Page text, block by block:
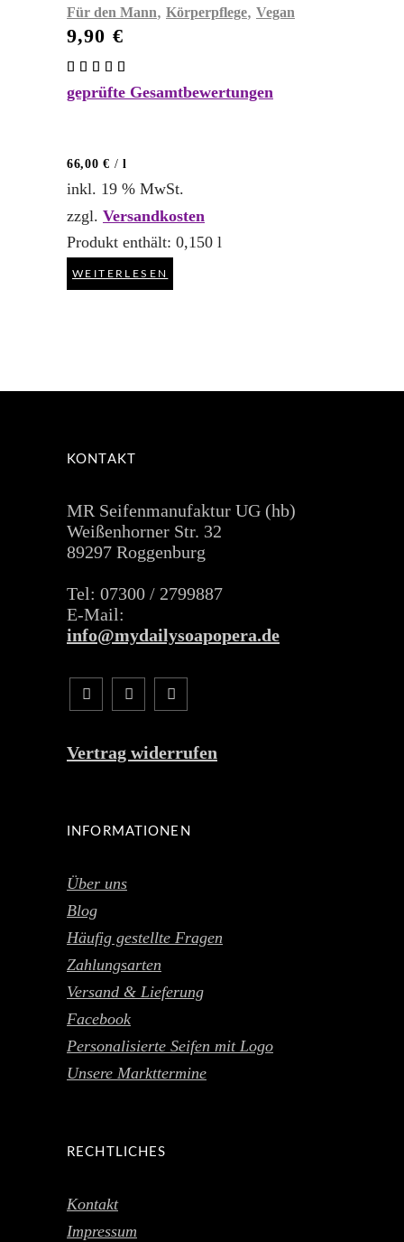
Für den Mann, Körperpflege, Vegan
9,90 €
5.00
geprüfte Gesamtbewertungen
66,00€ /l
inkl. 19 % MwSt.
zzgl. Versandkosten
Produkt enthält: 0,150 l
WEITERLESEN
KONTAKT
MR Seifenmanufaktur UG (hb)
Weißenhorner Str. 32
89297 Roggenburg
Tel: 07300 / 2799887
E-Mail:
info@mydailysoapopera.de
Vertrag widerrufen
INFORMATIONEN
Über uns
Blog
Häufig gestellte Fragen
Zahlungsarten
Versand & Lieferung
Facebook
Personalisierte Seifen mit Logo
Unsere Markttermine
RECHTLICHES
Kontakt
Impressum